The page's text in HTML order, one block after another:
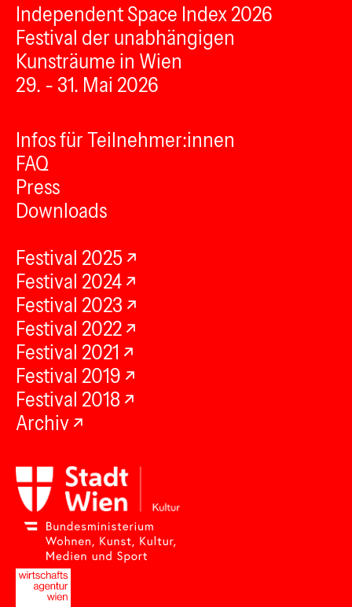
Independent Space Index 2026
Festival der unabhängigen
Kunsträume in Wien
29. - 31. Mai 2026
Infos für Teilnehmer:innen
FAQ
Press
Downloads
Festival 2025
Festival 2024
Festival 2023
Festival 2022
Festival 2021
Festival 2019
Festival 2018
Archiv